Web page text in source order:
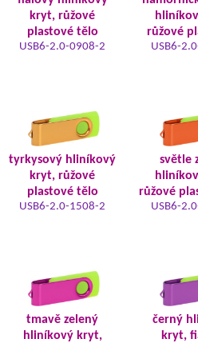
kryt, růžové
plastové tělo
USB6-2.0-0908-2
růžové
USB6-
tyrkysový hliníkový
kryt, růžové
plastové tělo
USB6-2.0-1508-2
světle
růžové
USB6-
tmavě zelený
hliníkový kryt,
černý
kryt,